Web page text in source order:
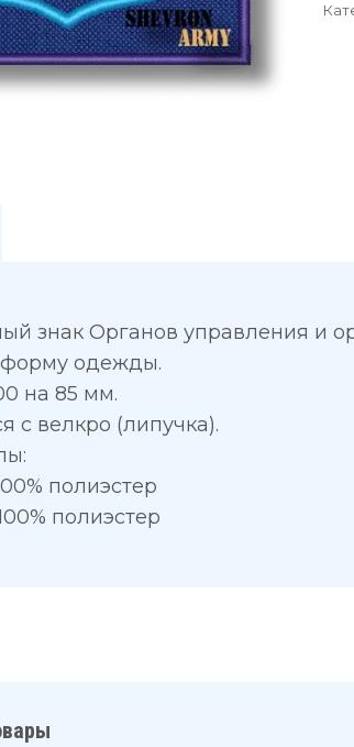
знак Органов управления и
одежды.
на 85 мм.
с велкро (липучка).
полиэстер
полиэстер